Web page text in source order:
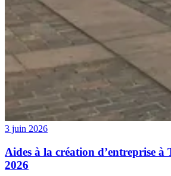
3 juin 2026
Aides à la création d’entreprise à
2026